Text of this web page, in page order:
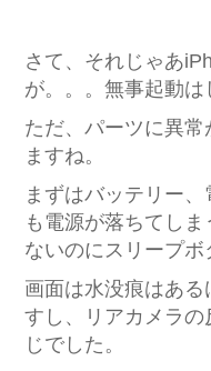
さて、それじゃあ
が。。。無事起動は
ただ、パーツに異常
ますね。
まずはバッテリー
も電源が落ちてし
ないのにスリープボ
画面は水没痕はある
すし、リアカメラ
じでした。